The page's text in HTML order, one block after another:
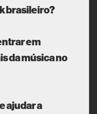
brasileiro?
em
da música no
ajudar a